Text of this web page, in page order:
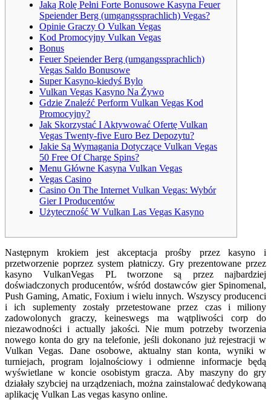
Jaką Rolę Pełni Forte Bonusowe Kasyna Feuer
Speiender Berg (umgangssprachlich) Vegas?
Opinie Graczy O Vulkan Vegas
Kod Promocyjny Vulkan Vegas
Bonus
Feuer Speiender Berg (umgangssprachlich)
Vegas Saldo Bonusowe
Super Kasyno-kiedyś Bylo
Vulkan Vegas Kasyno Na Żywo
Gdzie Znaleźć Perform Vulkan Vegas Kod
Promocyjny?
Jak Skorzystać I Aktywować Ofertę Vulkan
Vegas Twenty-five Euro Bez Depozytu?
Jakie Są Wymagania Dotyczące Vulkan Vegas
50 Free Of Charge Spins?
Menu Główne Kasyna Vulkan Vegas
Vegas Casino
Casino On The Internet Vulkan Vegas: Wybór
Gier I Producentów
Użyteczność W Vulkan Las Vegas Kasyno
Następnym krokiem jest akceptacja prośby przez kasyno i
przetworzenie poprzez system płatniczy. Gry prezentowane przez
kasyno VulkanVegas PL tworzone są przez najbardziej
doświadczonych producentów, wśród dostawców gier Spinomenal,
Push Gaming, Amatic, Foxium i wielu innych. Wszyscy producenci
i ich suplementy zostały przetestowane przez czas i miliony
zadowolonych graczy, keineswegs ma wątpliwości corp do
niezawodności i actually jakości. Nie mum potrzeby tworzenia
nowego konta do gry na telefonie, jeśli dokonano już rejestracji w
Vulkan Vegas. Dane osobowe, aktualny stan konta, wyniki w
turniejach, program lojalnościowy i odmienne informacje będą
wyświetlane w koncie osobistym gracza. Aby maszyny do gry
działały szybciej na urządzeniach, można zainstalować dedykowaną
aplikację Vulkan Las vegas kasyno online.